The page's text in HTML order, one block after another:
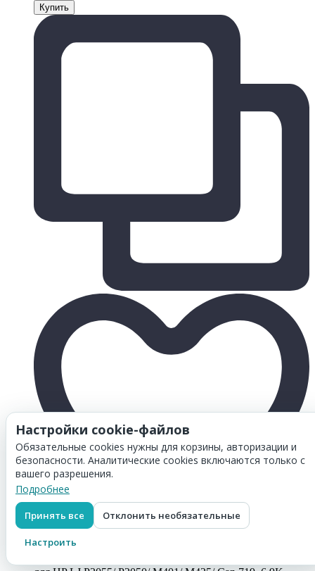
Товар добавлен в
Настройки cookie-файлов
Обязательные cookies нужны для корзины, авторизации и
безопасности. Аналитические cookies включаются только с
вашего разрешения.
Подробнее
Принять все Отклонить необязательные
Настроить